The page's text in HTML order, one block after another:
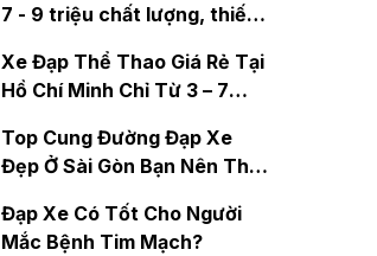
7 - 9 triệu chất lượng, thiết
Xe Đạp Thể Thao Giá Rẻ Tại
Hồ Chí Minh Chỉ Từ 3 – 7
Top Cung Đường Đạp Xe
Đẹp Ở Sài Gòn Bạn Nên Thử
Đạp Xe Có Tốt Cho Người
Mắc Bệnh Tim Mạch?